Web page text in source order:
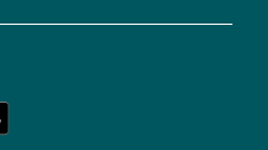
de
en
cualquier